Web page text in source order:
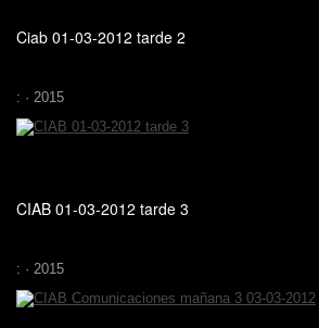
Ciab 01-03-2012 tarde 2
: · 2015
CIAB 01-03-2012 tarde 3
: · 2015